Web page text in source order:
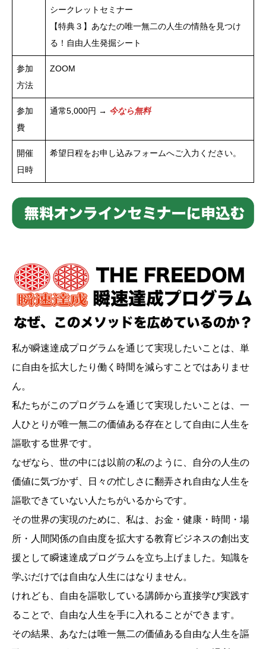
シークレットセミナー
【特典３】あなたの唯一無二の人生の情熱を見つけ
る！自由人生発掘シート
参加
方法
ZOOM
参加
費
通常5,000円 → 今なら無料
開催
日時
希望日程をお申し込みフォームへご入力ください。
私が瞬速達成プログラムを通じて実現したいことは、単
に自由を拡大したり働く時間を減らすことではありませ
ん。
私たちがこのプログラムを通じて実現したいことは、一
人ひとりが唯一無二の価値ある存在として自由に人生を
謳歌する世界です。
なぜなら、世の中には以前の私のように、自分の人生の
価値に気づかず、日々の忙しさに翻弄され自由な人生を
謳歌できていない人たちがいるからです。
その世界の実現のために、私は、お金・健康・時間・場
所・人間関係の自由度を拡大する教育ビジネスの創出支
援として瞬速達成プログラムを立ち上げました。知識を
学ぶだけでは自由な人生にはなりません。
けれども、自由を謳歌している講師から直接学び実践す
ることで、自由な人生を手に入れることができます。
その結果、あなたは唯一無二の価値ある自由な人生を謳